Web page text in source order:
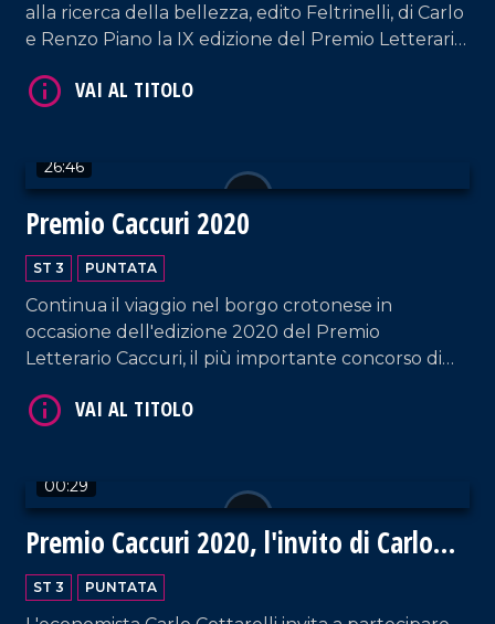
alla ricerca della bellezza, edito Feltrinelli, di Carlo
e Renzo Piano la IX edizione del Premio Letterario
26:46
Premio Caccuri 2020
ST 3 PUNTATA
Continua il viaggio nel borgo crotonese in
occasione dell'edizione 2020 del Premio
Letterario Caccuri, il più importante concorso di
Caccuriani.
00:29
Premio Caccuri 2020, l'invito di Carlo
Cottarelli
ST 3 PUNTATA
VAI AL TITOLO
VAI AL TITOLO
VAI AL TITOLO